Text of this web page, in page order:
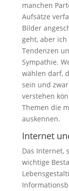
manchen
Aufsätze
Bilder
geht, aber
Tendenzen
Sympathie.
wählen darf,
sein und
verstehen
Themen die
auskennen.
Internet
Das Internet,
wichtige